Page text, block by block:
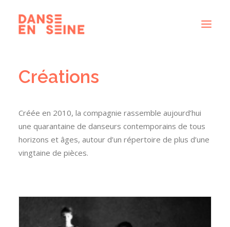
CRÉATIONS
NOUS REJOINDRE
ACTUS
Créations
Créée en 2010, la compagnie rassemble aujourd’hui
une quarantaine de danseurs contemporains de tous
horizons et âges, autour d’un répertoire de plus d’une
vingtaine de pièces.